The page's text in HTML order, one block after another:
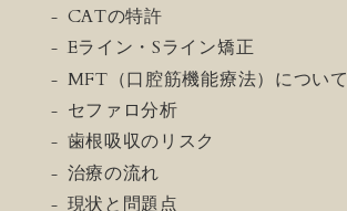
CATの特許
Eライン・Sライン矯正
MFT（口腔筋機能療法）について
セファロ分析
歯根吸収のリスク
治療の流れ
現状と問題点